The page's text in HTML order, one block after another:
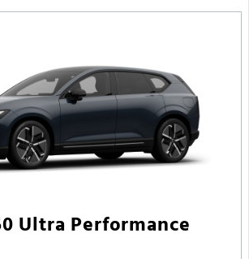
Ultra Performance